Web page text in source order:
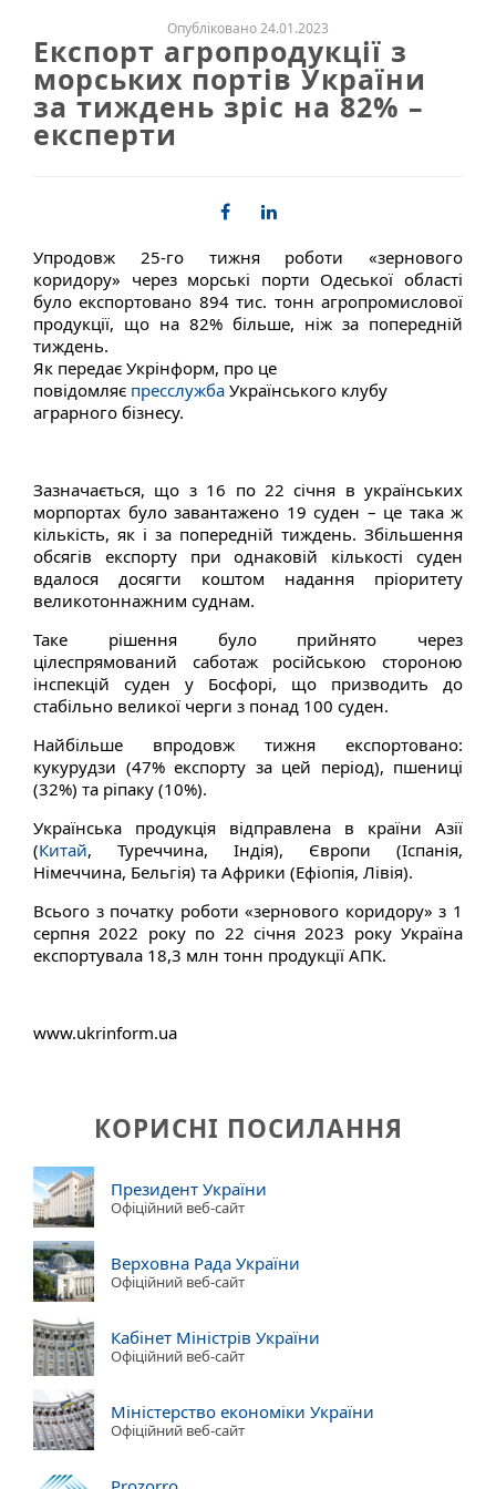
Опубліковано 24.01.2023
Експорт агропродукції з
морських портів України
за тиждень зріс на 82% –
експерти
Упродовж 25-го тижня роботи «зернового
коридору» через морські порти Одеської області
було експортовано 894 тис. тонн агропромислової
продукції, що на 82% більше, ніж за попередній
тиждень.
Як передає Укрінформ, про це
повідомляє пресслужба Українського клубу
аграрного бізнесу.
Зазначається, що з 16 по 22 січня в українських
морпортах було завантажено 19 суден – це така ж
кількість, як і за попередній тиждень. Збільшення
обсягів експорту при однаковій кількості суден
вдалося досягти коштом надання пріоритету
великотоннажним суднам.
Таке рішення було прийнято через
цілеспрямований саботаж російською стороною
інспекцій суден у Босфорі, що призводить до
стабільно великої черги з понад 100 суден.
Найбільше впродовж тижня експортовано:
кукурудзи (47% експорту за цей період), пшениці
(32%) та ріпаку (10%).
Українська продукція відправлена в країни Азії
(Китай, Туреччина, Індія), Європи (Іспанія,
Німеччина, Бельгія) та Африки (Ефіопія, Лівія).
Всього з початку роботи «зернового коридору» з 1
серпня 2022 року по 22 січня 2023 року Україна
експортувала 18,3 млн тонн продукції АПК.
www.ukrinform.ua
КОРИСНІ ПОСИЛАННЯ
Президент України
Офіційний веб-сайт
Верховна Рада України
Офіційний веб-сайт
Кабінет Міністрів України
Офіційний веб-сайт
Міністерство економіки України
Офіційний веб-сайт